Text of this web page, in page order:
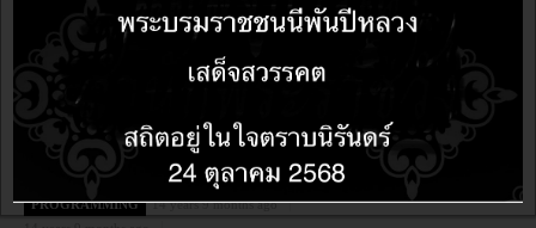
PROGRAMMING
14 years 9 months ago